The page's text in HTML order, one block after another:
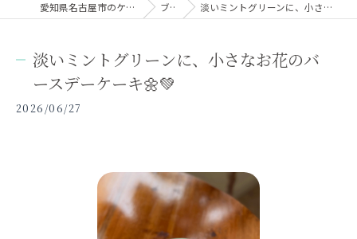
愛知県名古屋市のケーキならatelier yomi ブログ 淡いミントグリーンに、小さなお花のバースデーケーキ🌼💚
淡いミントグリーンに、小さなお花のバ
ースデーケーキ🌼💚
2026/06/27